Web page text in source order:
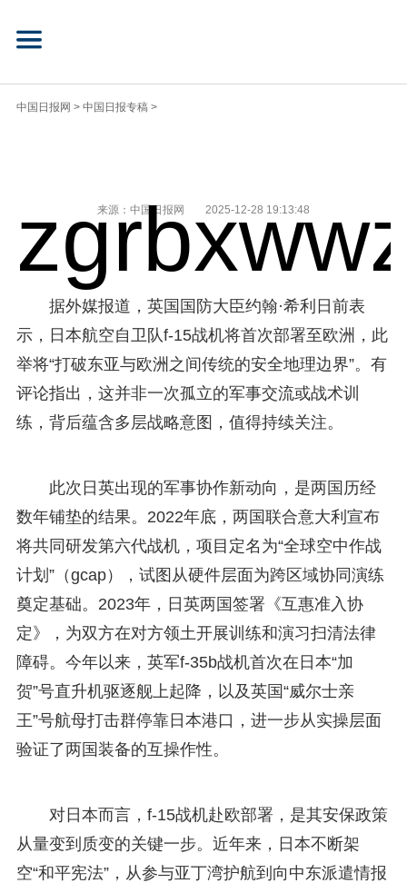
中国日报网 > 中国日报专稿 >
来源：中国日报网 2025-12-28 19:13:48
据外媒报道，英国国防大臣约翰·希利日前表
示，日本航空自卫队f-15战机将首次部署至欧洲，此
举将“打破东亚与欧洲之间传统的安全地理边界”。有
评论指出，这并非一次孤立的军事交流或战术训
练，背后蕴含多层战略意图，值得持续关注。
此次日英出现的军事协作新动向，是两国历经
数年铺垫的结果。2022年底，两国联合意大利宣布
将共同研发第六代战机，项目定名为“全球空中作战
计划”（gcap），试图从硬件层面为跨区域协同演练
奠定基础。2023年，日英两国签署《互惠准入协
定》，为双方在对方领土开展训练和演习扫清法律
障碍。今年以来，英军f-35b战机首次在日本“加
贺”号直升机驱逐舰上起降，以及英国“威尔士亲
王”号航母打击群停靠日本港口，进一步从实操层面
验证了两国装备的互操作性。
对日本而言，f-15战机赴欧部署，是其安保政策
从量变到质变的关键一步。近年来，日本不断架
空“和平宪法”，从参与亚丁湾护航到向中东派遣情报